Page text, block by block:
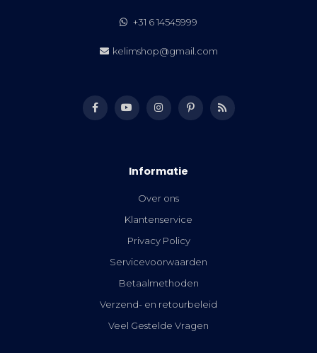
+31 6 14545999
kelimshop@gmail.com
Informatie
Over ons
Klantenservice
Privacy Policy
Servicevoorwaarden
Betaalmethoden
Verzend- en retourbeleid
Veel Gestelde Vragen